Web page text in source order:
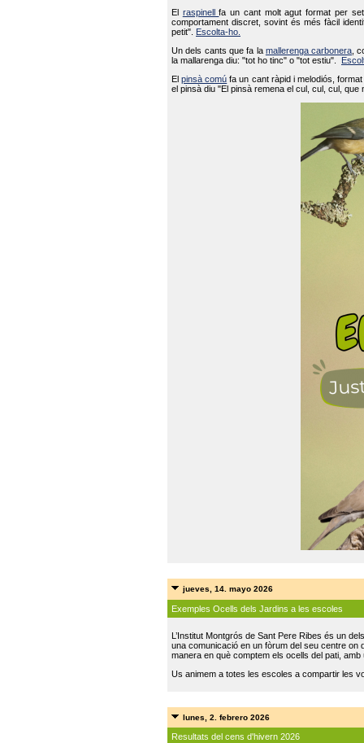
El raspinellfa un cant molt agut format per
comportament discret, sovint és més fàcil
petit".
Escolta-ho.
Un dels cants que fa la mallerenga carbonera ,
la mallarenga diu: "tot ho tinc" o "tot estiu".
Elpinsà comú fa un cant ràpid i melodiós,
el pinsà diu "El pinsà remena el cul, cul, cul,
jueves, 14. mayo 2026
Exemples Ocells dels Jardins a les escoles
L’Institut Montgrós de Sant Pere Ribes és un
una comunicació en un fòrum del seu centre on
manera en què comptem els ocells del pati,
Us animem a totes les escoles a compartir les
lunes, 2. febrero 2026
Resultats del cens d'hivern 2026